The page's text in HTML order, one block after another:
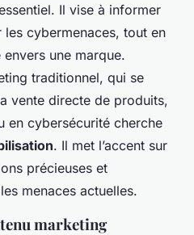
Il vise à informer
cybermenaces, tout en
une marque.
traditionnel, qui se
vente directe de produits,
en cybersécurité cherche
. Il met l’accent sur
précieuses et
menaces actuelles.
marketing